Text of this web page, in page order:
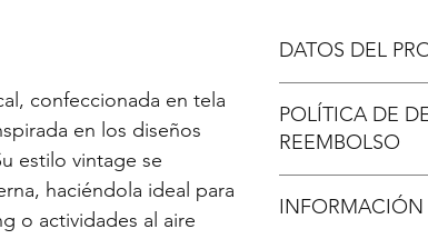
confeccionada en tela
en los diseños
estilo vintage se
haciéndola ideal para
o actividades al aire
DATOS DEL
Personalizalas
Disponible en
Tallas
masculina
POLÍTICA DE
REEMBOLSO
la entrega o